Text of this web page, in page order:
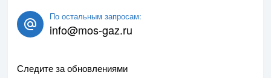
По остальным запросам:
info@mos-gaz.ru
Следите за обновлениями